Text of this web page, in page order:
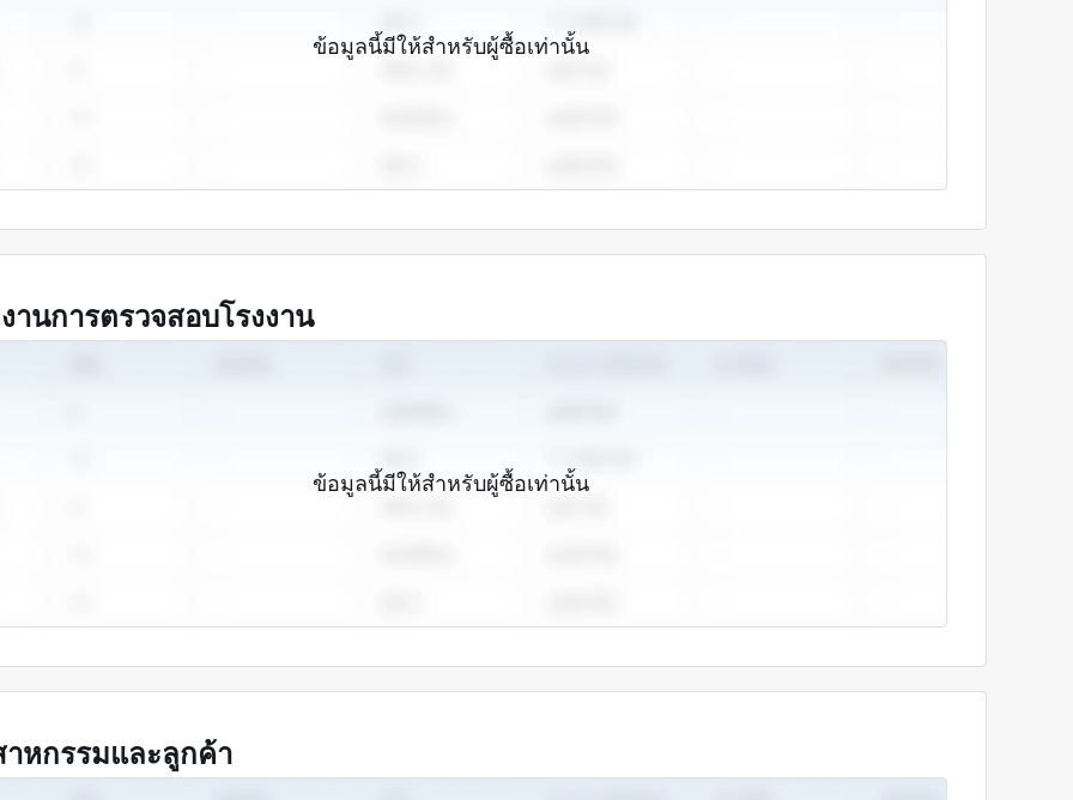
ข้อมูลนี้มีให้สำหรับผู้ซื้อเท่านั้น
านการตรวจสอบโรงงาน
ข้อมูลนี้มีให้สำหรับผู้ซื้อเท่านั้น
หกรรมและลูกค้า